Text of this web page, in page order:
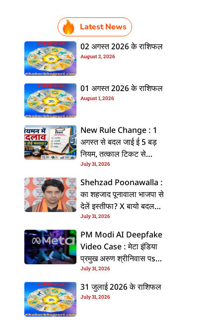
Latest News
02 अगस्त 2026 के राशिफल
August 2, 2026
01 अगस्त 2026 के राशिफल
August 1, 2026
New Rule Change : 1
अगस्त से बदल जाई ई 5 बड़
नियम, तत्काल टिकट से
CKYC तक जानीं नया अपडेट
July 31, 2026
Shehzad Poonawalla :
का शहजाद पूनावाला भाजपा से
देलें इस्तीफा? X बायो बदलला
के बाद बढ़ल चरचा, जानीं पूरा
ममिला
July 31, 2026
PM Modi AI Deepfake
Video Case : मेटा इंडिया
प्रमुख अरुण श्रीनिवास पs
एफआईआर, जानीं पूरा ममिला
July 31, 2026
31 जुलाई 2026 के राशिफल
July 31, 2026